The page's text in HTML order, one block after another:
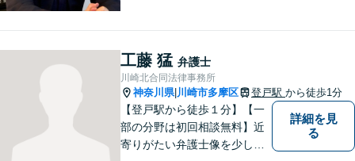
作りに尽力しています。【初
回無料相談】【東京・神奈川
エリア】
工藤 猛 弁護士
川崎北合同法律事務所
神奈川県| 川崎市多摩区 登戸駅 から徒歩1分
【登戸駅から徒歩１分】【一
部の分野は初回相談無料】近
寄りがたい弁護士像を少しで
詳細を見
る